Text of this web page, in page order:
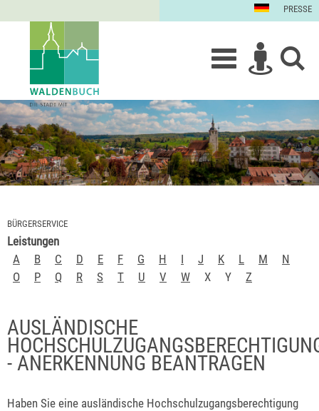
PRESSE
BÜRGERSERVICE
Leistungen
A
B C D E F G H I J K L M
N
O
P Q R S T U V W X Y Z
AUSLÄNDISCHE
- ANERKENNUNG BEANTRAGEN
Haben Sie eine ausländische Hochschulzugangsberechtigung